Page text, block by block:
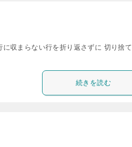
収まらない行を折り返さずに 切り捨
続きを読む